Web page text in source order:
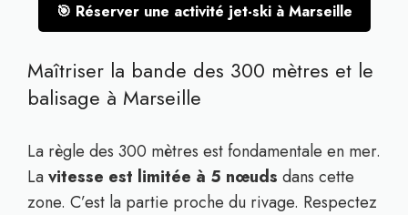
🎯 Réserver une activité jet-ski à Marseille
Maîtriser la bande des 300 mètres et le
balisage à Marseille
La règle des 300 mètres est fondamentale en mer.
Lavitesse est limitée à 5 nœuds dans cette
zone. C’est la partie proche du rivage. Respectez